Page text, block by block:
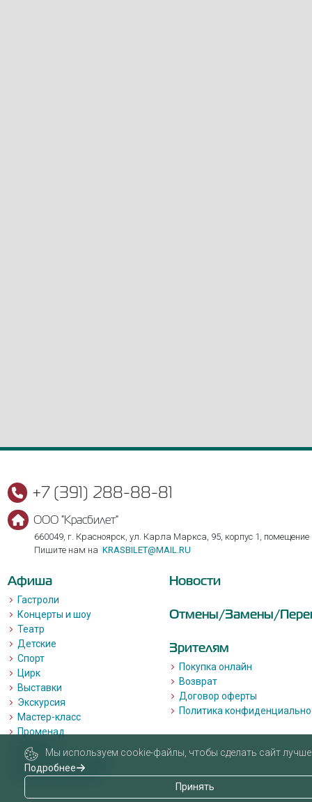
+7 (391) 288-88-81
ООО "Красбилет"
660049, г. Красноярск, ул. Карла Маркса, 95, корпус 1, помещение
Пишите нам на KRASBILET@MAIL.RU
Афиша
Гастроли
Концерты и шоу
Театр
Детские
Спорт
Цирк
Выставки
Экскурсия
Мастер-класс
Променад
Лекции
Квизы, квесты, игры.
Пушкинская карта
Новости
Отмены/Замены/
Зрителям
Покупка онлайн
Возврат
Договор оферты
Политика
Мы используем cookie-файлы, чтобы сделать сайт лучше
Подробнее
Принять